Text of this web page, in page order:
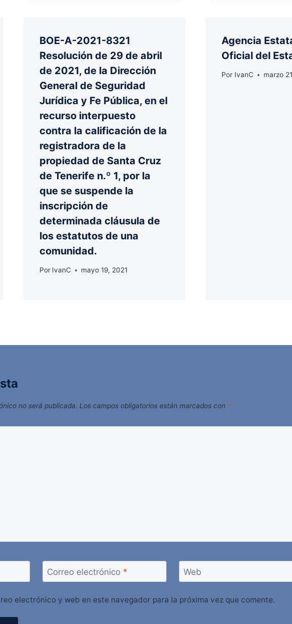
BOE-A-2021-8321
Resolución de 29 de abril
de 2021, de la Dirección
General de Seguridad
Jurídica y Fe Pública, en el
recurso interpuesto
contra la calificación de la
registradora de la
propiedad de Santa Cruz
de Tenerife n.º 1, por la
que se suspende la
inscripción de
determinada cláusula de
los estatutos de una
comunidad.
Por IvanC mayo 19, 2021
Agencia
Oficial del
Por IvanC marzo
no será publicada. Los campos obligatorios están marcados con *
Correo electrónico * Web
electrónico y web en este navegador para la próxima vez que comente.